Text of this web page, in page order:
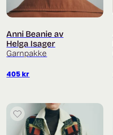
Anni Beanie av
Helga Isager
Garnpakke
405 kr